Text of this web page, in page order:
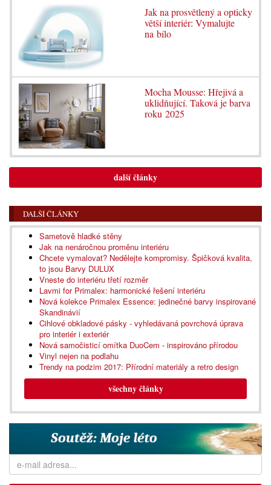
Jak na prosvětlený a opticky
větší interiér: Vymalujte
na bílo
Mocha Mousse: Hřejivá a
uklidňující. Taková je barva
roku 2025
další články
DALŠÍ ČLÁNKY
Sametově hladké stěny
Jak na nenáročnou proměnu interiéru
Chcete vymalovat? Nedělejte kompromisy. Špičková kvalita,
to jsou Barvy DULUX
Vneste do interiéru třetí rozměr
Lavmi for Primalex: harmonické řešení interiéru
Nová kolekce Primalex Essence: jedinečné barvy inspirované
Skandinávií
Cihlové obkladové pásky - vyhledávaná povrchová úprava
pro interiér i exteriér
Nová samočisticí omítka DuoCem - inspirováno přírodou
Vinyl nejen na podlahu
Trendy na podzim 2017: Přírodní materiály a retro design
všechny články